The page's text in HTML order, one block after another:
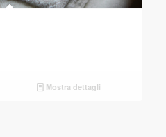
Mostra dettagli